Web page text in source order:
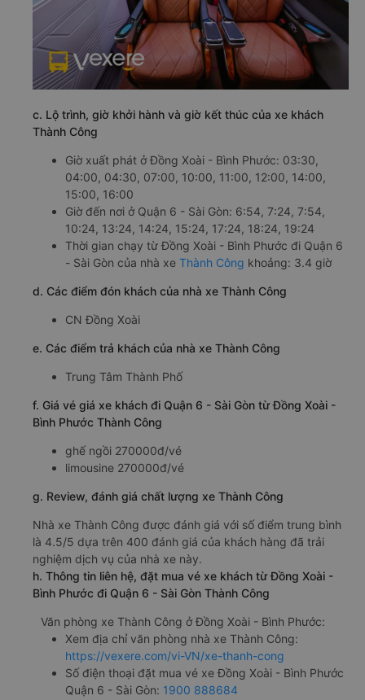
c. Lộ trình, giờ khởi hành và giờ kết thúc của xe khách
Thành Công
Giờ xuất phát ở Đồng Xoài - Bình Phước: 03:30,
04:00, 04:30, 07:00, 10:00, 11:00, 12:00, 14:00,
15:00, 16:00
Giờ đến nơi ở Quận 6 - Sài Gòn: 6:54, 7:24, 7:54,
10:24, 13:24, 14:24, 15:24, 17:24, 18:24, 19:24
Thời gian chạy từ Đồng Xoài - Bình Phước đi Quận 6
- Sài Gòn của nhà xe Thành Công khoảng: 3.4 giờ
d. Các điểm đón khách của nhà xe Thành Công
CN Đồng Xoài
e. Các điểm trả khách của nhà xe Thành Công
Trung Tâm Thành Phố
f. Giá vé giá xe khách đi Quận 6 - Sài Gòn từ Đồng Xoài -
Bình Phước Thành Công
ghế ngồi 270000đ/vé
limousine 270000đ/vé
g. Review, đánh giá chất lượng xe Thành Công
Nhà xe Thành Công được đánh giá với số điểm trung bình
là 4.5/5 dựa trên 400 đánh giá của khách hàng đã trải
nghiệm dịch vụ của nhà xe này.
h. Thông tin liên hệ, đặt mua vé xe khách từ Đồng Xoài -
Bình Phước đi Quận 6 - Sài Gòn Thành Công
Văn phòng xe Thành Công ở Đồng Xoài - Bình Phước:
Xem địa chỉ văn phòng nhà xe Thành Công:
https://vexere.com/vi-VN/xe-thanh-cong
Số điện thoại đặt mua vé xe Đồng Xoài - Bình Phước
Quận 6 - Sài Gòn: 1900 888684